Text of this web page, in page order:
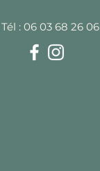
Tél : 06 03 68 26 06